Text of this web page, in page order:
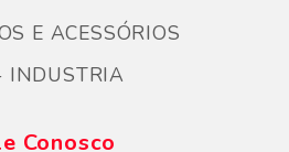
E ACESSÓRIOS
INDUSTRIA
Conosco